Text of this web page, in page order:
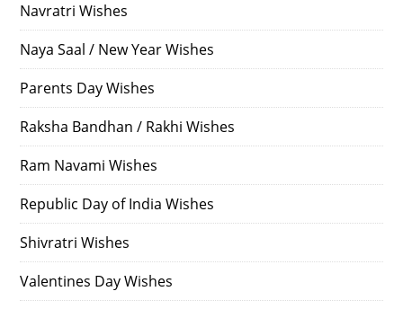
Navratri Wishes
Naya Saal / New Year Wishes
Parents Day Wishes
Raksha Bandhan / Rakhi Wishes
Ram Navami Wishes
Republic Day of India Wishes
Shivratri Wishes
Valentines Day Wishes